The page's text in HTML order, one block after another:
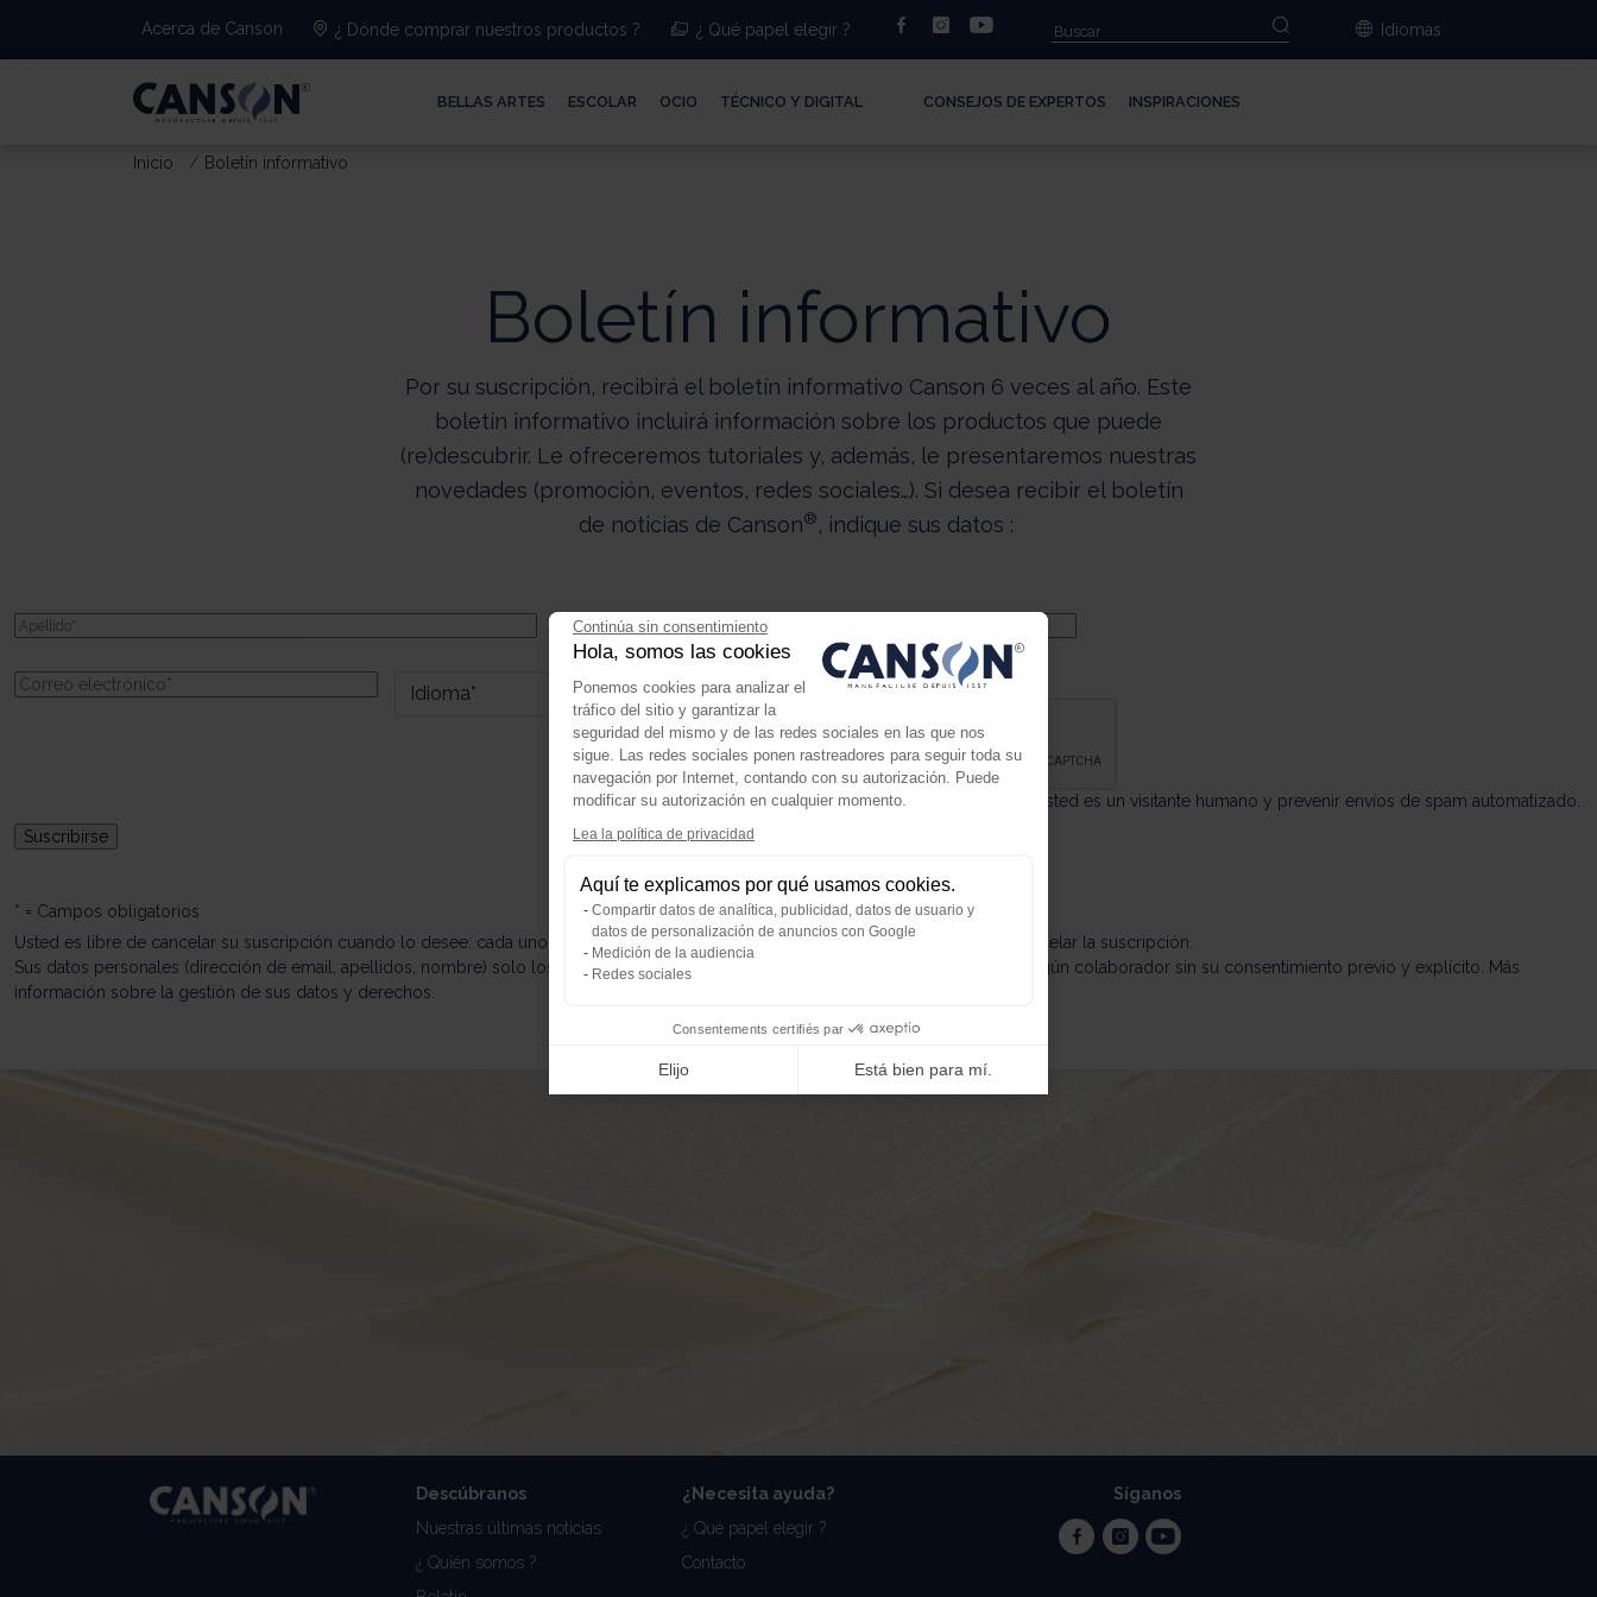
Acerca de Canson ¿ Dónde comprar nuestros productos ? ¿ Qué papel elegir ? facebookinstagramyoutube Idiomas
BELLAS ARTES ESCOLAR OCIO TÉCNICO Y DIGITAL CONSEJOS DE EXPERTOS INSPIRACIONES
Inicio Boletín informativo
Boletín informativo
Por su suscripción, recibirá el boletín informativo Canson 6 veces al año. Este
boletín informativo incluirá información sobre los productos que puede
(re)descubrir. Le ofreceremos tutoriales y, además, le presentaremos nuestras
novedades (promoción, eventos, redes sociales…). Si desea recibir el boletín
de noticias de Canson®, indique sus datos :
CAPTCHA
Esta pregunta es para comprobar si usted es un visitante humano y prevenir envíos de spam automatizado.
* = Campos obligatorios
Usted es libre de cancelar su suscripción cuando lo desee: cada uno de nuestros boletines informativos contiene un enlace para cancelar la suscripción.
Sus datos personales (dirección de email, apellidos, nombre) solo los utilizará Canson. No se prestarán, ni alquilarán, ni cederán a ningún colaborador sin su consentimiento previo y explícito. Más
información sobre la gestión de sus datos y derechos.
Descúbranos
Nuestras últimas noticias
¿ Quién somos ?
¿Necesita ayuda?
¿ Qué papel elegir ?
Contacto
Síganos
facebookinstagram
youtube
Continúa sin consentimiento
Hola, somos las cookies
Ponemos cookies para analizar el
tráfico del sitio y garantizar la
seguridad del mismo y de las redes sociales en las que nos
sigue. Las redes sociales ponen rastreadores para seguir toda su
navegación por Internet, contando con su autorización. Puede
modificar su autorización en cualquier momento.
Lea la política de privacidad
Aquí te explicamos por qué usamos cookies.
Compartir datos de analítica, publicidad, datos de usuario y
datos de personalización de anuncios con Google
Medición de la audiencia
Redes sociales
Consentements certifiés par
Elijo Está bien para mí.
Nuestra plataforma te permite personalizar y gestionar tus ajustes de privacidad, garantizando el